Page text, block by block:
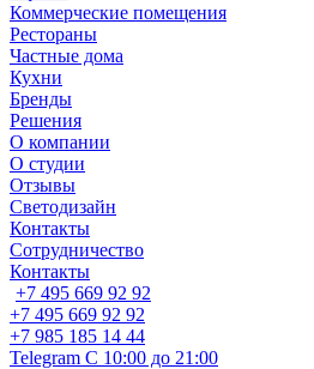
Коммерческие помещения
Рестораны
Частные дома
Кухни
Бренды
Решения
О компании
О студии
Отзывы
Светодизайн
Контакты
Сотрудничество
Контакты
+7 495 669 92 92
+7 495 669 92 92
+7 985 185 14 44
Telegram С 10:00 до 21:00